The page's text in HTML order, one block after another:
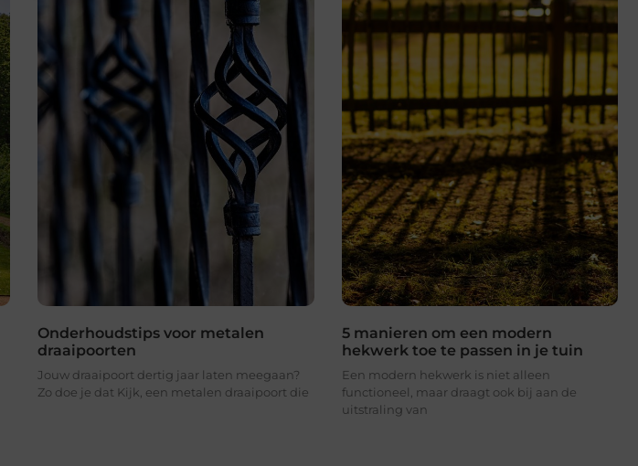
Onderhoudstips voor metalen
draaipoorten
Jouw draaipoort dertig jaar laten meegaan?
Zo doe je dat Kijk, een metalen draaipoort die
5 manieren om een modern
hekwerk toe te passen in je tuin
Een modern hekwerk is niet alleen
functioneel, maar draagt ook bij aan de
uitstraling van